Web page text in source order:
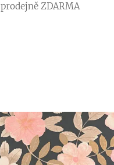
prodejně ZDARMA